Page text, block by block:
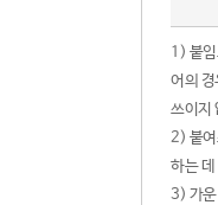
1) 붙
어의
쓰이지
2) 붙여
하는
3) 가운